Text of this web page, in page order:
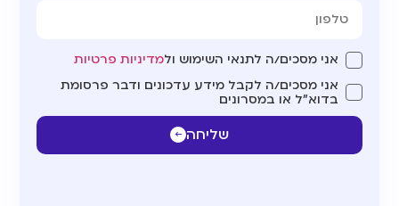
אני מסכים/ה לתנאי השימוש ולמדיניות פרטיות
אני מסכים/ה לקבל מידע עדכונים ודבר פרסומת
בדוא"ל או במסרונים
שליחה